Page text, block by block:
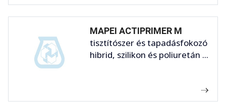
MAPEI ACTIPRIMER M
tisztítószer és tapadásfokozó
hibrid, szilikon és poliuretán ...